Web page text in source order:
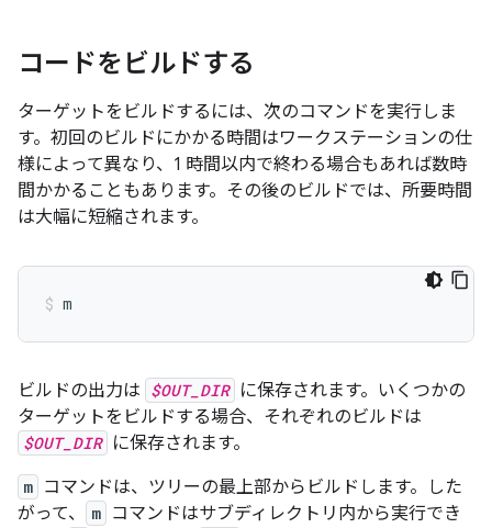
コードをビルドする
ターゲットをビルドするには、次のコマンドを実行しま
す。初回のビルドにかかる時間はワークステーションの仕
様によって異なり、1 時間以内で終わる場合もあれば数時
間かかることもあります。その後のビルドでは、所要時間
は大幅に短縮されます。
m
ビルドの出力は $OUT_DIR に保存されます。いくつかの
ターゲットをビルドする場合、それぞれのビルドは
$OUT_DIR に保存されます。
m コマンドは、ツリーの最上部からビルドします。した
がって、
m コマンドはサブディレクトリ内から実行でき